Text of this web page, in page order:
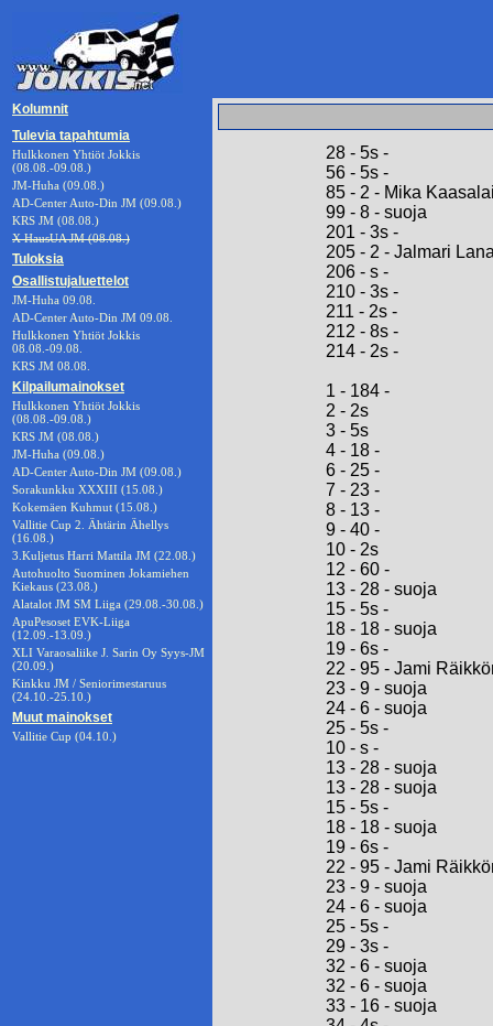
Kolumnit
Tulevia tapahtumia
Hulkkonen Yhtiöt Jokkis
(08.08.-09.08.)
JM-Huha (09.08.)
AD-Center Auto-Din JM (09.08.)
KRS JM (08.08.)
X HausUA JM (08.08.)
Tuloksia
Osallistujaluettelot
JM-Huha 09.08.
AD-Center Auto-Din JM 09.08.
Hulkkonen Yhtiöt Jokkis
08.08.-09.08.
KRS JM 08.08.
Kilpailumainokset
Hulkkonen Yhtiöt Jokkis
(08.08.-09.08.)
KRS JM (08.08.)
JM-Huha (09.08.)
AD-Center Auto-Din JM (09.08.)
Sorakunkku XXXIII (15.08.)
Kokemäen Kuhmut (15.08.)
Vallitie Cup 2. Ähtärin Ähellys
(16.08.)
3.Kuljetus Harri Mattila JM (22.08.)
Autohuolto Suominen Jokamiehen
Kiekaus (23.08.)
Alatalot JM SM Liiga (29.08.-30.08.)
ApuPesoset EVK-Liiga
(12.09.-13.09.)
XLI Varaosaliike J. Sarin Oy Syys-JM
(20.09.)
Kinkku JM / Seniorimestaruus
(24.10.-25.10.)
Muut mainokset
Vallitie Cup (04.10.)
28 - 5s -
56 - 5s -
85 - 2 - Mika
99 - 8 - suoja
201 - 3s -
205 - 2 - Jalmari Lana
206 - s -
210 - 3s -
211 - 2s -
212 - 8s -
214 - 2s -
1 - 184 -
2 - 2s
3 - 5s
4 - 18 -
6 - 25 -
7 - 23 -
8 - 13 -
9 - 40 -
10 - 2s
12 - 60 -
13 - 28 - suoja
15 - 5s -
18 - 18 - suoja
19 - 6s -
22 - 95 - Jami
23 - 9 - suoja
24 - 6 - suoja
25 - 5s -
10 - s -
13 - 28 - suoja
13 - 28 - suoja
15 - 5s -
18 - 18 - suoja
19 - 6s -
22 - 95 - Jami
23 - 9 - suoja
24 - 6 - suoja
25 - 5s -
29 - 3s -
32 - 6 - suoja
32 - 6 - suoja
33 - 16 - suoja